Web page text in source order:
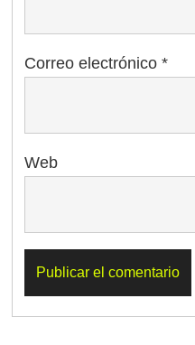
Correo electrónico*
Web